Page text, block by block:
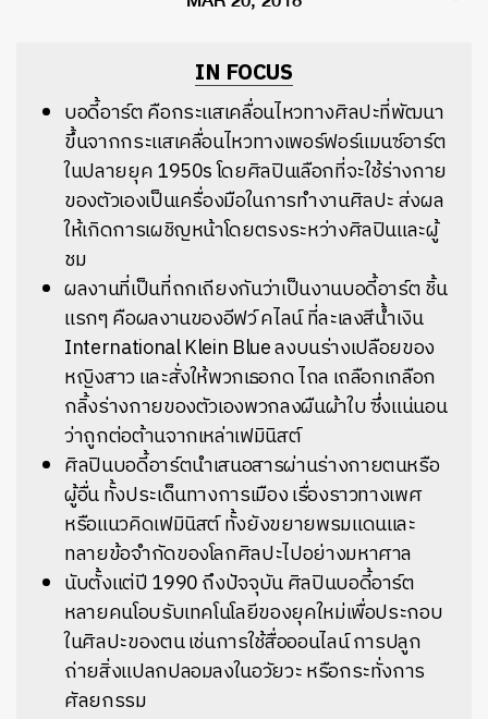
MAR 20, 2018
IN FOCUS
บอดี้อาร์ต คือกระแสเคลื่อนไหวทางศิลปะที่พัฒนา
ขึ้นจากกระแสเคลื่อนไหวทางเพอร์ฟอร์แมนซ์อาร์ต
ในปลายยุค 1950s โดยศิลปินเลือกที่จะใช้ร่างกาย
ของตัวเองเป็นเครื่องมือในการทำงานศิลปะ ส่งผล
ให้เกิดการเผชิญหน้าโดยตรงระหว่างศิลปินและผู้
ชม
ผลงานที่เป็นที่ถกเถียงกันว่าเป็นงานบอดี้อาร์ต ชิ้น
แรกๆ คือผลงานของอีฟว์ คไลน์ ที่ละเลงสีน้ำเงิน
International Klein Blue ลงบนร่างเปลือยของ
หญิงสาว และสั่งให้พวกเธอกด ไถล เถลือกเกลือก
กลิ้งร่างกายของตัวเองพวกลงผืนผ้าใบ ซึ่งแน่นอน
ว่าถูกต่อต้านจากเหล่าเฟมินิสต์
ศิลปินบอดี้อาร์ตนำเสนอสารผ่านร่างกายตนหรือ
ผู้อื่น ทั้งประเด็นทางการเมือง เรื่องราวทางเพศ
หรือแนวคิดเฟมินิสต์ ทั้งยังขยายพรมแดนและ
ทลายข้อจำกัดของโลกศิลปะไปอย่างมหาศาล
นับตั้งแต่ปี 1990 ถึงปัจจุบัน ศิลปินบอดี้อาร์ต
หลายคนโอบรับเทคโนโลยีของยุคใหม่เพื่อประกอบ
ในศิลปะของตน เช่นการใช้สื่อออนไลน์ การปลูก
ถ่ายสิ่งแปลกปลอมลงในอวัยวะ หรือกระทั่งการ
ศัลยกรรม